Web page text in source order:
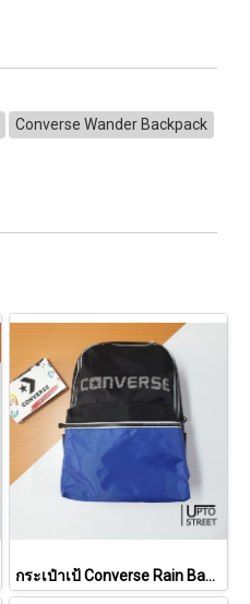
Converse Wander Backpack
กระเป๋าเป้ Converse Rain Backpack - Navy [126001246NA]